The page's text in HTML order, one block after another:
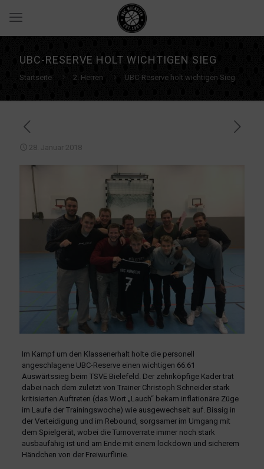
UBC-RESERVE HOLT WICHTIGEN SIEG
Startseite 2. Herren UBC-Reserve holt wichtigen Sieg
28. Januar 2018
Im Kampf um den Klassenerhalt holte die personell
angeschlagene UBC-Reserve einen wichtigen 66:61
Auswärtssieg beim TSVE Bielefeld. Der zehnköpfige Kader trat
dabei nach dem zuletzt von Trainer Christoph Schneider stark
kritisierten Auftreten (das Wort „Lauch“ bekam inflationäre Züge
im Laufe der Trainingswoche) wie ausgewechselt auf. Bissig in
der Verteidigung und im Rebound, sorgsamer im Umgang mit
dem Spielgerät, wobei die Turnoverrate immer noch stark
ausbaufähig ist und am Ende mit einem lockdown und sicherem
Händchen von der Freiwurflinie.